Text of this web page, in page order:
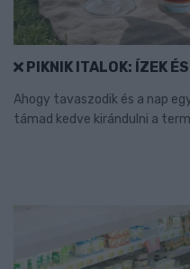
PIKNIK ITALOK: ÍZEK
Ahogy tavaszodik és a nap
támad kedve kirándulni a